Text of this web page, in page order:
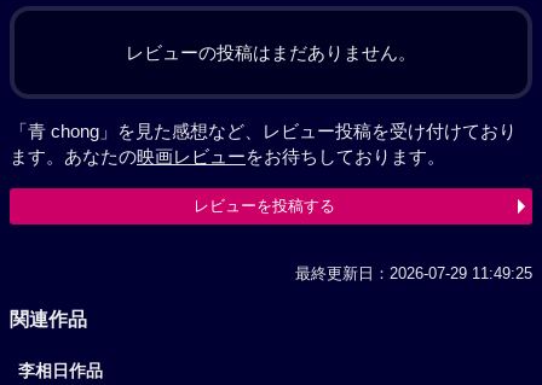
レビューの投稿はまだありません。
「青 chong」を見た感想など、レビュー投稿を受け付けており
ます。あなたの映画レビューをお待ちしております。
レビューを投稿する
最終更新日：2026-07-29 11:49:25
関連作品
李相日作品